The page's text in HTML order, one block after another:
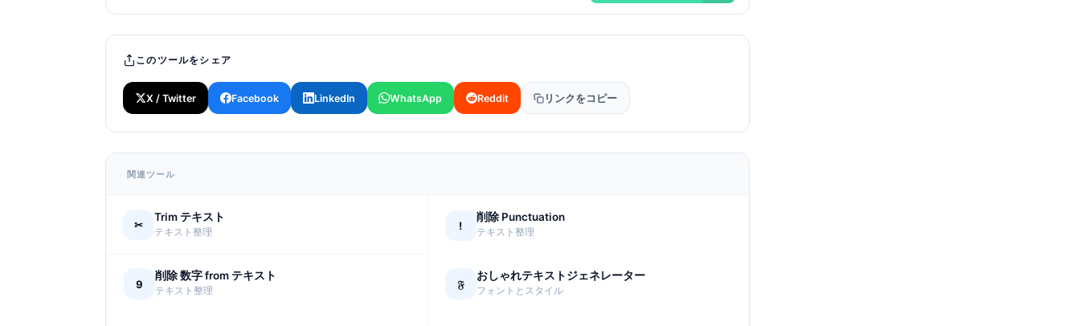
このツールをシェア
X / Twitter Facebook LinkedIn WhatsApp Reddit リンクをコピー
関連ツール
✂
Trim テキスト
テキスト整理
!
削除 Punctuation
テキスト整理
9
削除 数字 from テキスト
テキスト整理
𝔉
おしゃれテキストジェネレーター
フォントとスタイル